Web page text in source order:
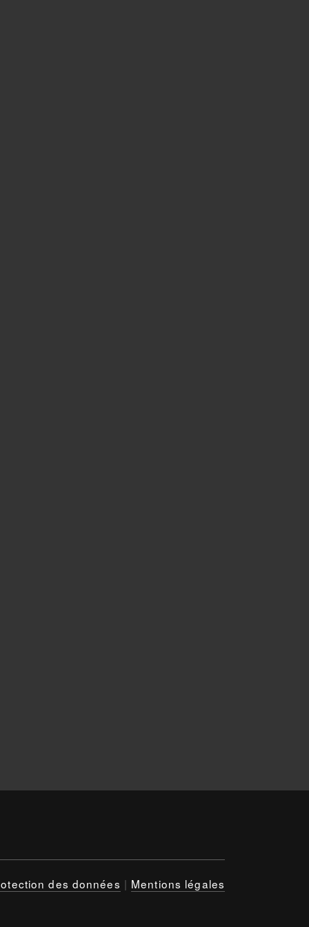
des données | Mentions légales